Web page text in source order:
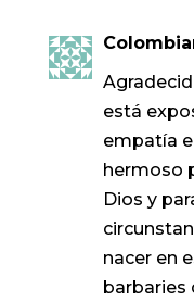
está
empatía
hermoso
Dios y
nacer en
barbaries